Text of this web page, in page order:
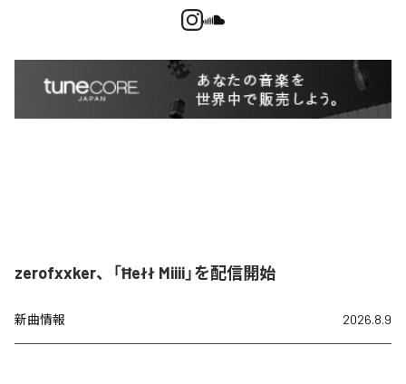
zerofxxker、「Ħełł Miiii」を配信開始
新曲情報 2026.8.9